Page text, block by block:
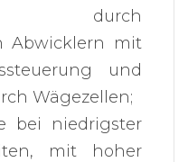
durch
Abwicklern mit
und
Wägezellen;
bei niedrigster
mit hoher